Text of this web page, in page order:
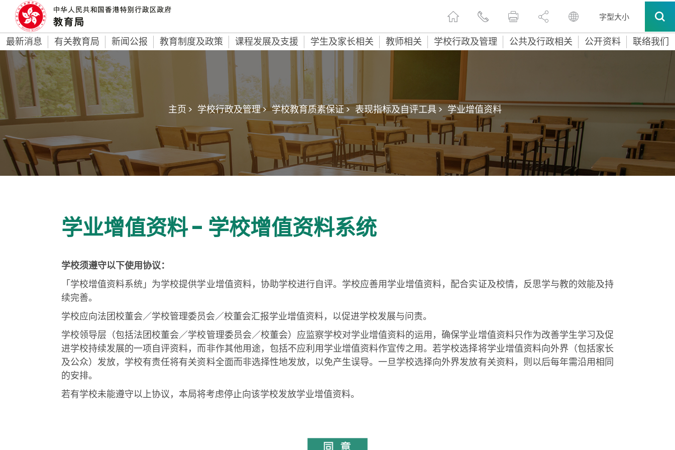
字型大小
最新消息 有关教育局 新闻公报 教育制度及政策 课程发展及支援 学生及家长相关 教师相关 学校行政及管理 公共及行政相关 公开资料 联络我们
主页 > 学校行政及管理 > 学校教育质素保证 > 表现指标及自评工具 > 学业增值资料
学业增值资料 - 学校增值资料系统
学校须遵守以下使用协议：
「学校增值资料系统」为学校提供学业增值资料，协助学校进行自评。学校应善用学业增值资料，配合实证及校情，反思学与教的效能及持
续完善。
学校应向法团校董会／学校管理委员会／校董会汇报学业增值资料，以促进学校发展与问责。
学校领导层（包括法团校董会／学校管理委员会／校董会）应监察学校对学业增值资料的运用，确保学业增值资料只作为改善学生学习及促
进学校持续发展的一项自评资料，而非作其他用途，包括不应利用学业增值资料作宣传之用。若学校选择将学业增值资料向外界（包括家长
及公众）发放，学校有责任将有关资料全面而非选择性地发放，以免产生误导。一旦学校选择向外界发放有关资料，则以后每年需沿用相同
的安排。
若有学校未能遵守以上协议，本局将考虑停止向该学校发放学业增值资料。